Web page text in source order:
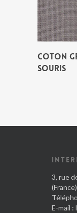
COTON
SOURIS
3, rue
(France)
E-mail :